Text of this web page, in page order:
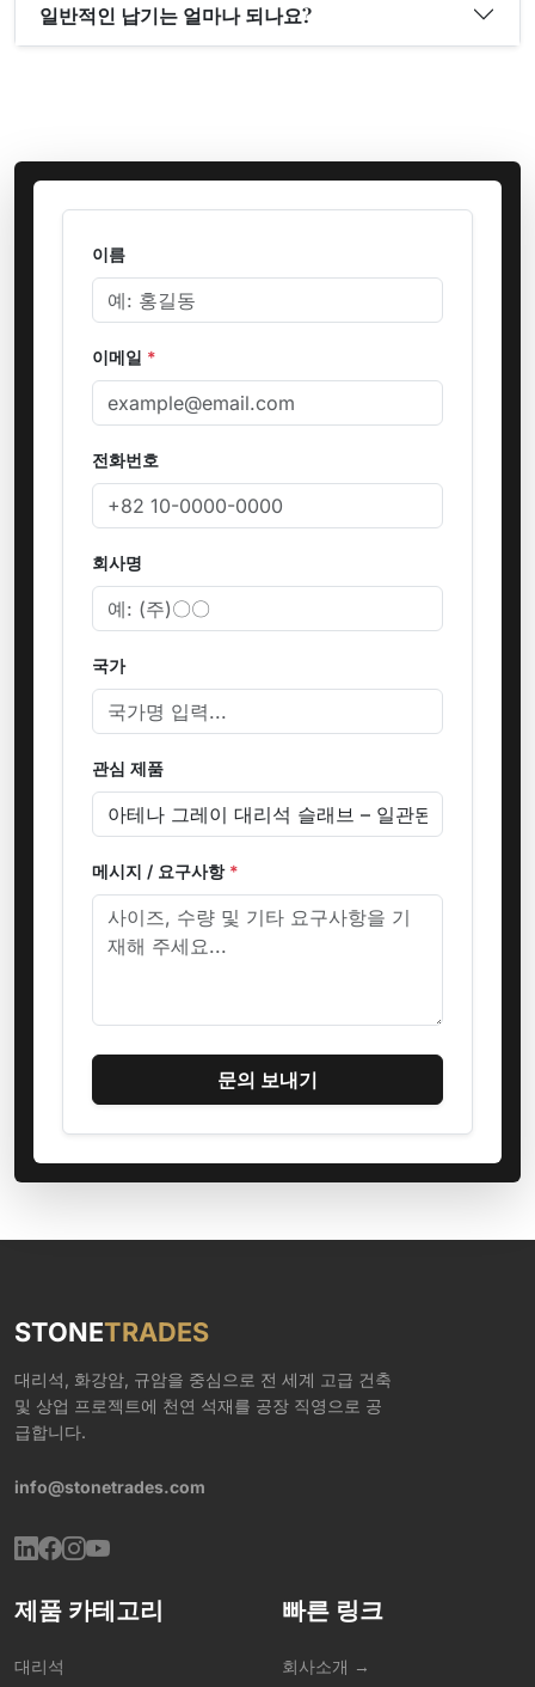
일반적인 납기는 얼마나 되나요?
이름
이메일 *
전화번호
회사명
국가
관심 제품
메시지 / 요구사항 *
문의 보내기
STONETRADES
대리석, 화강암, 규암을 중심으로 전 세계 고급 건축
및 상업 프로젝트에 천연 석재를 공장 직영으로 공
급합니다.
info@stonetrades.com
제품 카테고리
대리석
빠른 링크
회사소개 →